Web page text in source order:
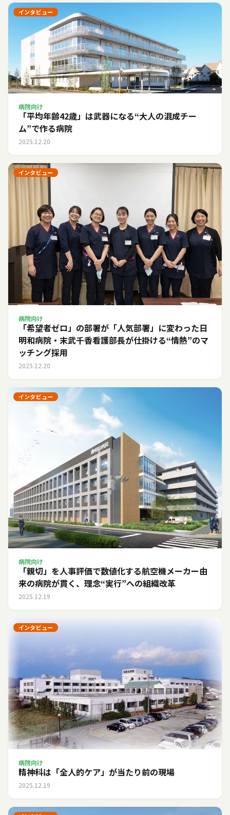
インタビュー
病院向け
「平均年齢42歳」は武器になる――“大人の混成チー
ム”で作る病院
2025.12.20
インタビュー
病院向け
「希望者ゼロ」の部署が「人気部署」に変わった日――
明和病院・末武千香看護部長が仕掛ける“情熱”のマ
ッチング採用
2025.12.20
インタビュー
病院向け
「親切」を人事評価で数値化する――航空機メーカー由
来の病院が貫く、理念“実行”への組織改革
2025.12.19
インタビュー
病院向け
精神科は「全人的ケア」が当たり前の現場
2025.12.19